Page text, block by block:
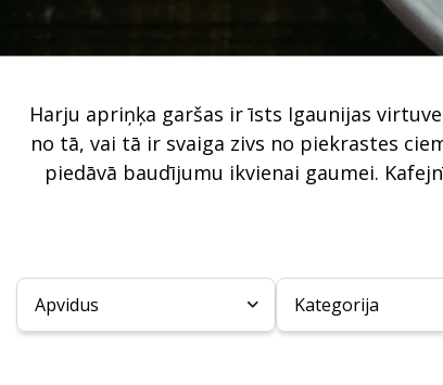
Harju apriņķa garšas ir īsts Igaunijas
no tā, vai tā ir svaiga zivs no piekrastes
piedāvā baudījumu ikvienai gaumei.
Apvidus Kategorija